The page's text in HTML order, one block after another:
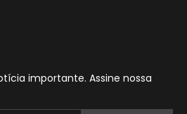
importante. Assine nossa